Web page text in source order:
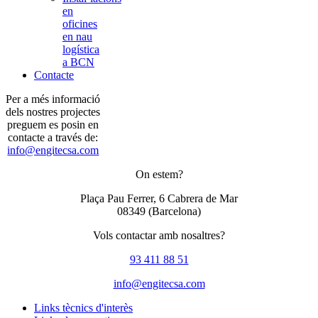
en
oficines
en nau
logística
a BCN
Contacte
Per a més informació
dels nostres projectes
preguem es posin en
contacte a través de:
info@engitecsa.com
On estem?
Plaça Pau Ferrer, 6 Cabrera de Mar
08349 (Barcelona)
Vols contactar amb nosaltres?
93 411 88 51
info@engitecsa.com
Links tècnics d'interès